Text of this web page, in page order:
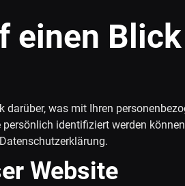
einen Blick
was mit Ihren
identifiziert werden
Website